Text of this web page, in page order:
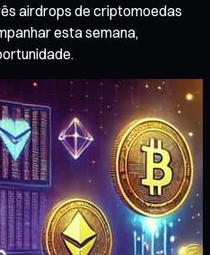
airdrops de criptomoedas
esta semana,